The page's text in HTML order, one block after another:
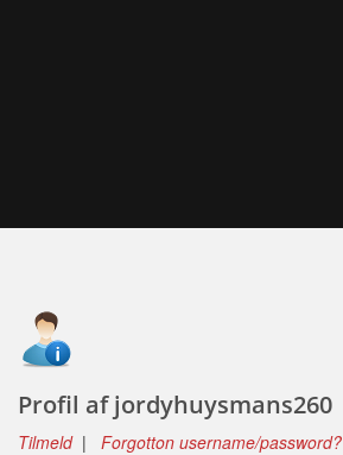
Profil af jordyhuysmans260
Tilmeld| Forgotton username/password?